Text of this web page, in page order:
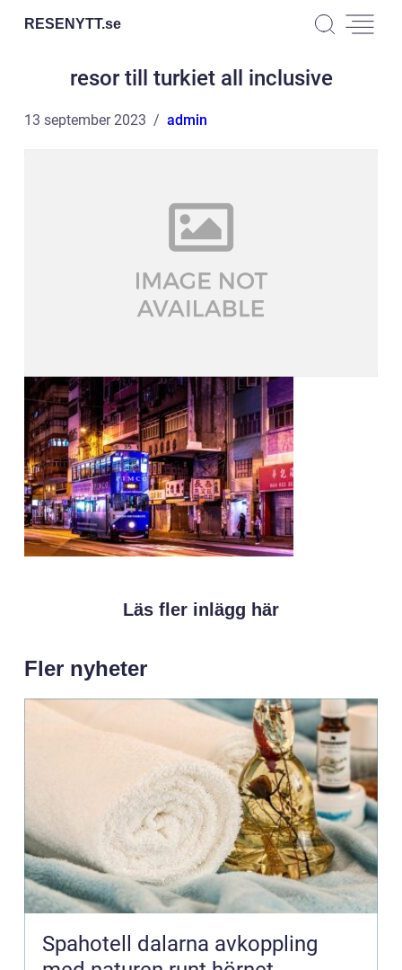
RESENYTT.se
resor till turkiet all inclusive
13 september 2023 admin
Läs fler inlägg här
Fler nyheter
Spahotell dalarna avkoppling